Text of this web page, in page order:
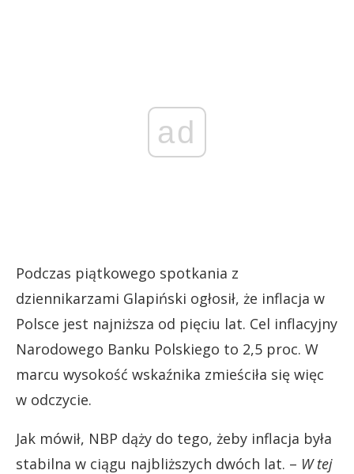
ad
Podczas piątkowego spotkania z
dziennikarzami Glapiński ogłosił, że inflacja w
Polsce jest najniższa od pięciu lat. Cel inflacyjny
Narodowego Banku Polskiego to 2,5 proc. W
marcu wysokość wskaźnika zmieściła się więc
w odczycie.
Jak mówił, NBP dąży do tego, żeby inflacja była
stabilna w ciągu najbliższych dwóch lat. – W tej